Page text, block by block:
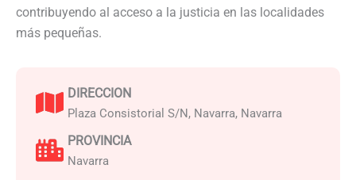
contribuyendo al acceso a la justicia en las localidades
más pequeñas.
DIRECCION
Plaza Consistorial S/N, Navarra, Navarra
PROVINCIA
Navarra